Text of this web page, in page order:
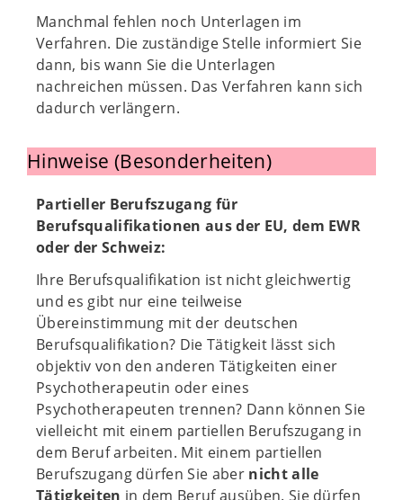
Manchmal fehlen noch Unterlagen im
Verfahren. Die zuständige Stelle informiert Sie
dann, bis wann Sie die Unterlagen
nachreichen müssen. Das Verfahren kann sich
dadurch verlängern.
Hinweise (Besonderheiten)
Partieller Berufszugang für
Berufsqualifikationen aus der EU, dem EWR
oder der Schweiz:
Ihre Berufsqualifikation ist nicht gleichwertig
und es gibt nur eine teilweise
Übereinstimmung mit der deutschen
Berufsqualifikation? Die Tätigkeit lässt sich
objektiv von den anderen Tätigkeiten einer
Psychotherapeutin oder eines
Psychotherapeuten trennen? Dann können Sie
vielleicht mit einem partiellen Berufszugang in
dem Beruf arbeiten. Mit einem partiellen
Berufszugang dürfen Sie aber nicht alle
Tätigkeiten in dem Beruf ausüben. Sie dürfen